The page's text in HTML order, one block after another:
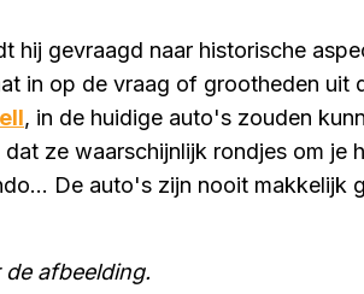
hij gevraagd naar historische
in op de vraag of grootheden uit
, in de huidige auto's zouden
ze waarschijnlijk rondjes om je
De auto's zijn nooit makkelijk
afbeelding.